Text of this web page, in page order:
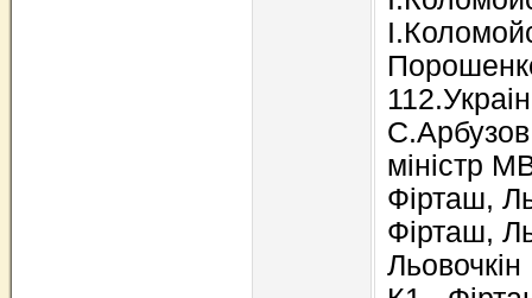
міністр
Фірташ,
Фірташ,